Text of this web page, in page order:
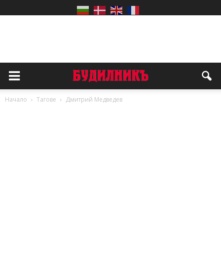
Начало Тагове Дмитрий Медведев